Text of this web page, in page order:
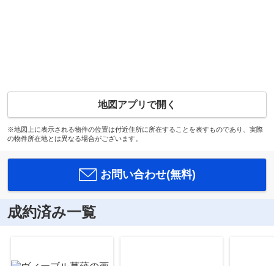
地図アプリで開く
※地図上に表示される物件の位置は付近住所に所在することを表すものであり、実際
の物件所在地とは異なる場合がございます。
お問い合わせ(無料)
成約済み一覧